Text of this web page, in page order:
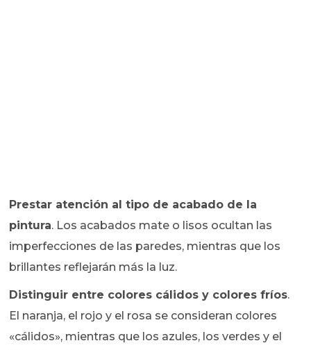
Prestar atención al tipo de acabado de la
pintura. Los acabados mate o lisos ocultan las
imperfecciones de las paredes, mientras que los
brillantes reflejarán más la luz.
Distinguir entre colores cálidos y colores fríos.
El naranja, el rojo y el rosa se consideran colores
«cálidos», mientras que los azules, los verdes y el